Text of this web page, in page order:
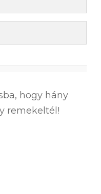
hogy hány
remekeltél!